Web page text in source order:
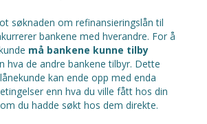
søknaden om refinansieringslån til
bankene med hverandre. For å
må bankene kunne tilby
hva de andre bankene tilbyr. Dette
kan ende opp med enda
enn hva du ville fått hos din
du hadde søkt hos dem direkte.